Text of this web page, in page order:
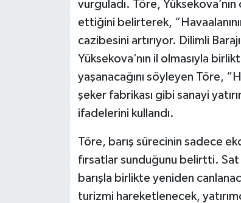
vurguladı. Töre,
ettiğini belirterek,
cazibesini artırıyor. Dilimli
Yüksekova’nın il olmasıyla
yaşanacağını söyleyen Töre,
şeker fabrikası gibi sanayi
ifadelerini kullandı.
Töre, barış sürecinin sadece
fırsatlar sunduğunu belirtti.
barışla birlikte yeniden
turizmi hareketlenecek,